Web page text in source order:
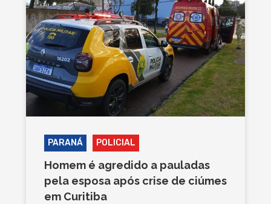
PARANÁ POLICIAL
Homem é agredido a pauladas
pela esposa após crise de ciúmes
em Curitiba